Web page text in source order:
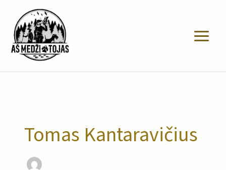
turinio
Tomas Kantaravičius